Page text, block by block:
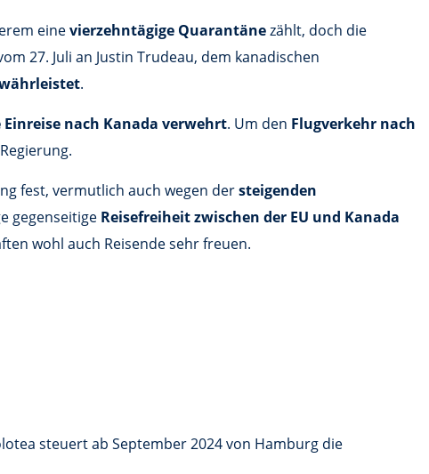
einevierzehntägige Quarantänezählt, doch die
27. Juli an Justin Trudeau, dem kanadischen
.
nach Kanada verwehrt. Um den Flugverkehr nach
fest, vermutlich auch wegen dersteigenden
gegenseitige Reisefreiheit zwischen der EU und Kanada
wohl auch Reisende sehr freuen.
steuert ab September 2024 von Hamburg die